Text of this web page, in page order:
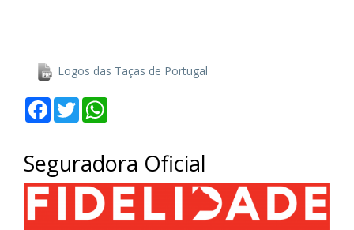
Logos das Taças de Portugal
Facebook
Twitter
Seguradora Oficial